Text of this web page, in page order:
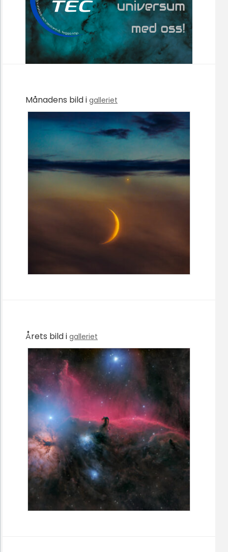
Månadens bild i galleriet
Årets bild i galleriet